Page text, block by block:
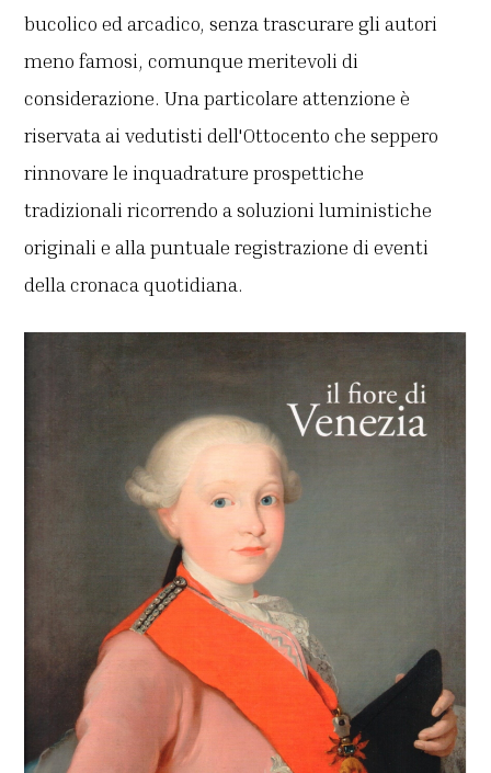
bucolico ed arcadico, senza trascurare gli autori
meno famosi, comunque meritevoli di
considerazione. Una particolare attenzione è
riservata ai vedutisti dell'Ottocento che seppero
rinnovare le inquadrature prospettiche
tradizionali ricorrendo a soluzioni luministiche
originali e alla puntuale registrazione di eventi
della cronaca quotidiana.